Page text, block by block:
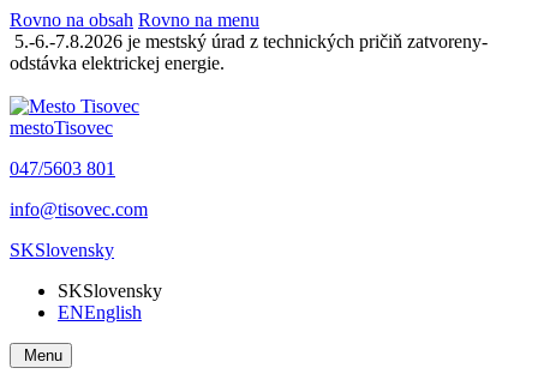
Rovno na obsah Rovno na menu
5.-6.-7.8.2026 je mestský úrad z technických pričiň zatvoreny-
odstávka elektrickej energie.
mestoTisovec
047/5603 801
info@tisovec.com
SKSlovensky
SKSlovensky
ENEnglish
Menu